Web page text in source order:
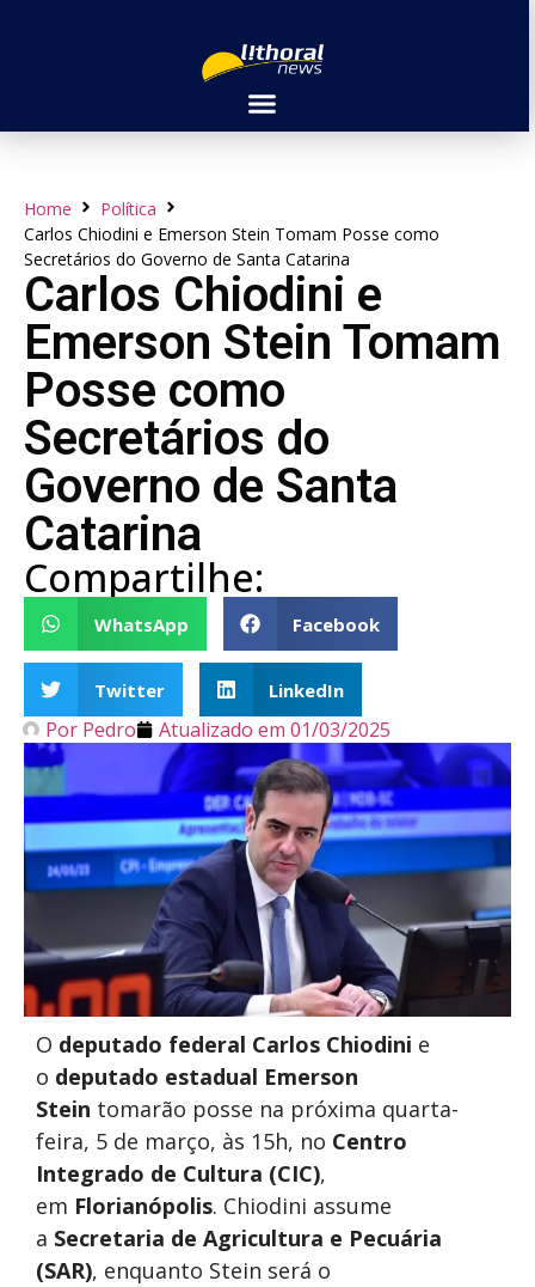
Home
Política
Carlos Chiodini e Emerson Stein Tomam Posse como
Secretários do Governo de Santa Catarina
Carlos Chiodini e
Emerson Stein Tomam
Posse como
Secretários do
Governo de Santa
Catarina
Compartilhe:
WhatsApp Facebook
Twitter LinkedIn
Por Pedro Atualizado em 01/03/2025
O deputado federal Carlos Chiodini e
o deputado estadual Emerson
Stein tomarão posse na próxima quarta-
feira, 5 de março, às 15h, no Centro
Integrado de Cultura (CIC),
em Florianópolis. Chiodini assume
a Secretaria de Agricultura e Pecuária
(SAR), enquanto Stein será o